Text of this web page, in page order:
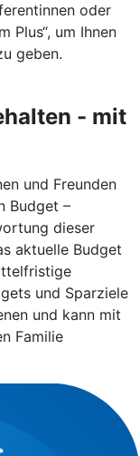
oder
Plus“, um Ihnen
geben.
- mit
und Freunden
Budget –
dieser
aktuelle Budget
und Sparziele
und kann mit
Familie